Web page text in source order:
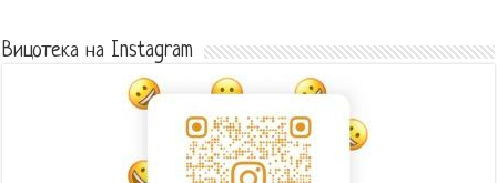
Вицотека на Instagram